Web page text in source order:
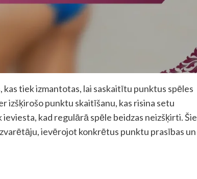
tiek izmantotas, lai saskaitītu punktus spēles
izšķirošo punktu skaitīšanu, kas risina setu
kad regulārā spēle beidzas neizšķirti. Šie
ievērojot konkrētus punktu prasības un